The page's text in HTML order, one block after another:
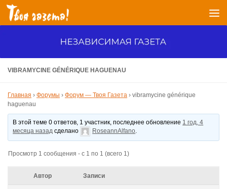
Перейти к содержимому
VIBRAMYCINE GÉNÉRIQUE HAGUENAU
Главная › Форумы › Форум — Твоя Газета › vibramycine générique
haguenau
В этой теме 0 ответов, 1 участник, последнее обновление 1 год, 4
месяца назад сделано RoseannAlfano.
Просмотр 1 сообщения - с 1 по 1 (всего 1)
Автор Записи